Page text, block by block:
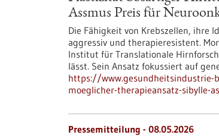
Assmus Preis für
Die Fähigkeit von Krebszellen, ihre
aggressiv und therapieresistent.
Institut für Translationale
lässt. Sein Ansatz fokussiert auf
https://
moeglicher-therapieansatz-sibylle-
Pressemitteilung - 08.05.2026